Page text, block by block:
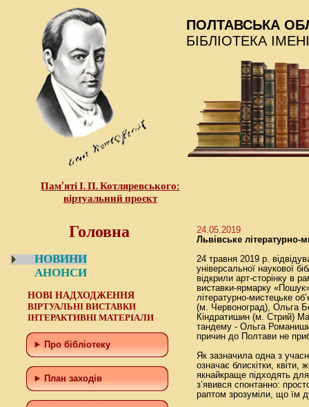
Пам’яті І. П. Котляревського:
віртуальний проєкт
ПОЛТАВСЬКА
БІБЛІОТЕКА
Головна
НОВИНИ
АНОНСИ
НОВІ НАДХОДЖЕННЯ
ВІРТУАЛЬНІ ВИСТАВКИ
ІНТЕРАКТИВНІ МАТЕРІАЛИ
Про бібліотеку
План заходів
24.05.2019
Львівське літературно-
24 травня 2019 р.
універсальної наукової
відкрили арт-сторінку в
виставки-ярмарку
літературно-мистецьке
(м. Червоноград), Ольга
Кіндратишин (м. Стрий)
тандему - Ольга
причин до Полтави не
Як зазначила одна з
означає блискітки, квіти,
якнайкраще підходять
з’явився спонтанно:
раптом зрозуміли, що їм